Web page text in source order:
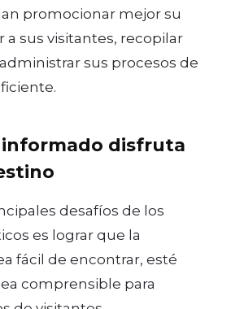
promocionar mejor su
a sus visitantes, recopilar
sus procesos de
disfruta
desafíos de los
es lograr que la
fácil de encontrar, esté
comprensible para